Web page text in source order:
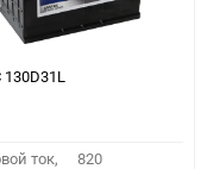
130D31L
ток, 820